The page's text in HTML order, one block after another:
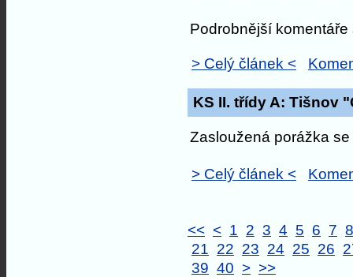
Podrobnější komentáře
> Celý článek <
KS II. třídy A: Tišnov
Zasloužená porážka
> Celý článek <
<< < 1 2 3 4 5 6 7 8
21 22 23 24 25 26
39 40 > >>